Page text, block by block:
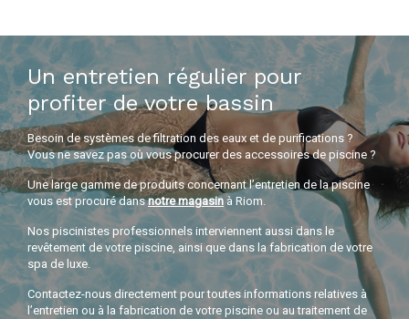
Un entretien régulier pour
profiter de votre bassin
Besoin de systèmes de filtration des eaux et de purifications ?
Vous ne savez pas où vous procurer des accessoires de piscine ?
Une large gamme de produits concernant l’entretien de la piscine
vous est procuré dansnotre magasinà Riom.
Nos piscinistes professionnels interviennent aussi dans le
revêtement de votre piscine, ainsi que dans la fabrication de votre
spa de luxe.
Contactez-nous directement pour toutes informations relatives à
l’entretien ou à la fabrication de votre piscine ou au traitement de